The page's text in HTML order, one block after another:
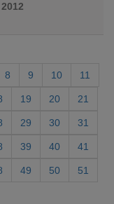
8 9 10 11
19 20 21
29 30 31
39 40 41
49 50 51